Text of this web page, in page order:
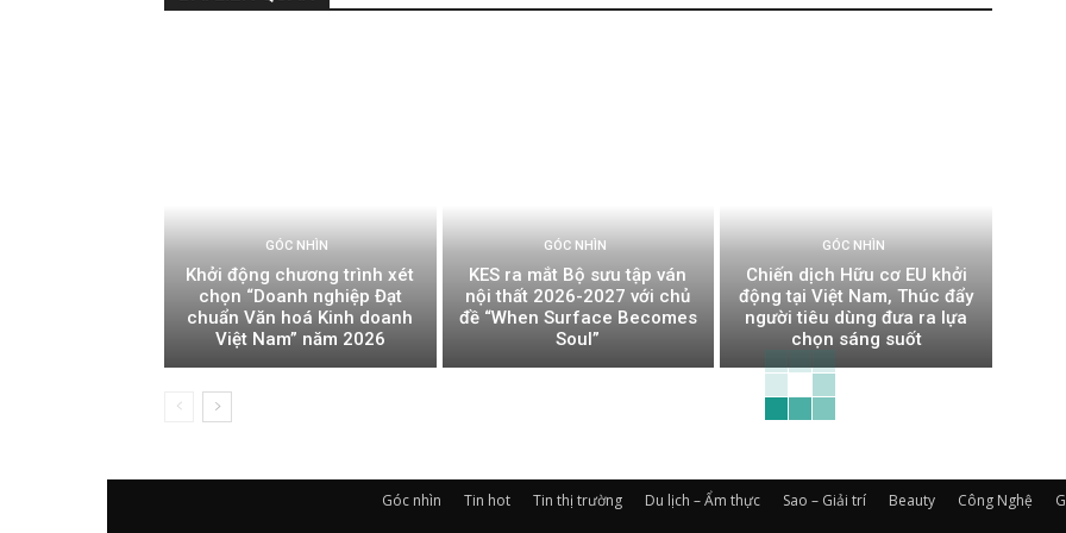
GÓC NHÌN
Khởi động chương trình xét
chọn “Doanh nghiệp Đạt
chuẩn Văn hoá Kinh doanh
Việt Nam” năm 2026
GÓC NHÌN
KES ra mắt Bộ sưu tập ván
nội thất 2026-2027 với chủ
đề “When Surface Becomes
Soul”
GÓC NHÌN
Chiến dịch Hữu cơ EU khởi
động tại Việt Nam, Thúc đẩy
người tiêu dùng đưa ra lựa
chọn sáng suốt
Góc nhìn Tin hot Tin thị trường Du lịch – Ẩm thực Sao – Giải trí Beauty Công Nghệ